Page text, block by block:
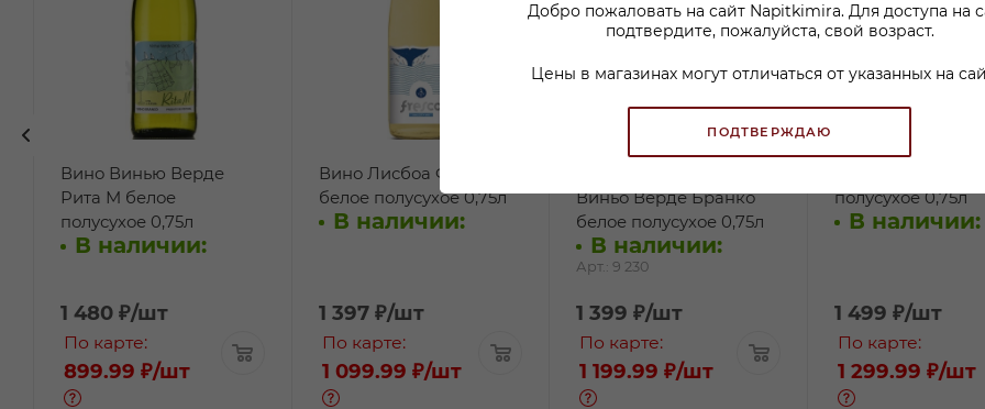
Добро пожаловать на сайт Napitkimira. Для доступа на
подтвердите, пожалуйста, свой возраст.
Цены в магазинах могут отличаться от указанных на
ПОДТВЕРЖДАЮ
Вино Винью Верде
Рита М белое
полусухое 0,75л
В наличии:
1 480₽/шт
По карте:
899.99 ₽/шт
Вино Лисбоа Фреско
белое полусухое 0,75л
В наличии:
1 397₽/шт
По карте:
1 099.99 ₽/шт
Виньо Верде Бранко
белое полусухое 0,75л
В наличии:
Арт.: 9 230
1 399 ₽/шт
По карте:
1 199.99 ₽/шт
полусухое 0,75л
В наличии:
1 499 ₽/шт
По карте:
1 299.99 ₽/шт